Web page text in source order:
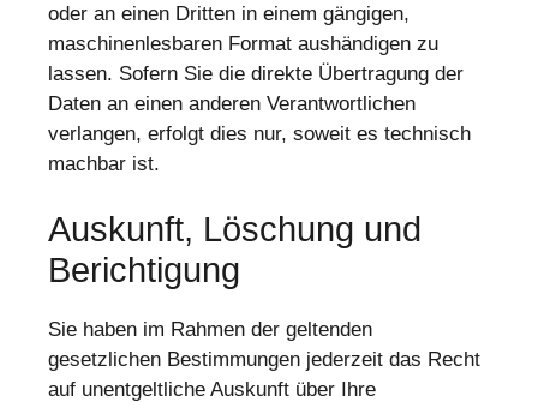
oder an einen Dritten in einem gängigen,
maschinenlesbaren Format aushändigen zu
lassen. Sofern Sie die direkte Übertragung der
Daten an einen anderen Verantwortlichen
verlangen, erfolgt dies nur, soweit es technisch
machbar ist.
Auskunft, Löschung und
Berichtigung
Sie haben im Rahmen der geltenden
gesetzlichen Bestimmungen jederzeit das Recht
auf unentgeltliche Auskunft über Ihre